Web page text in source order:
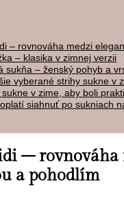
– rovnováha medzi
– klasika v zimnej verzii
sukňa – ženský pohyb a
vyberané strihy sukne v
v zime, aby boli
siahnuť po sukniach
– rovnováha
a pohodlím